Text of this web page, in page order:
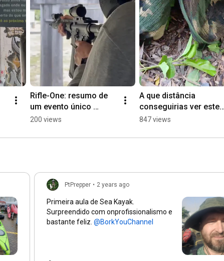
Rifle-One: resumo de
um evento único
inédito em Portugal!
200 views
A que distância
conseguirias ver este
abrigo? Conhecem o
847 views
PtPrepper • 2 years ago
Primeira aula de Sea Kayak.
Surpreendido com onprofissionalismo e
bastante feliz.